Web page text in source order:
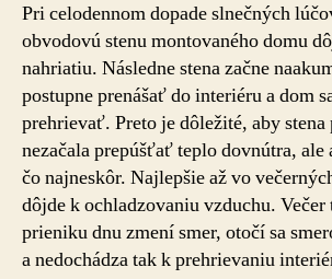
Pri celodennom dopade slnečných
obvodovú stenu montovaného domu
nahriatiu. Následne stena začne
postupne prenášať do interiéru a dom
prehrievať. Preto je dôležité, aby stena
nezačala prepúšťať teplo dovnútra, ale
čo najneskôr. Najlepšie až vo
dôjde k ochladzovaniu vzduchu.
prieniku dnu zmení smer, otočí sa
a nedochádza tak k prehrievaniu